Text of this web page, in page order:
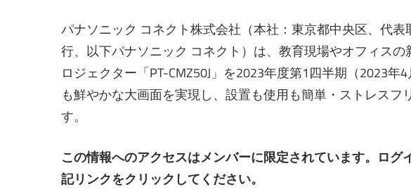
パナソニック コネクト株式会社（本社：東京都中央区、代表
行、以下パナソニック コネクト）は、教育現場やオフィス
ロジェクター「PT-CMZ50J」を2023年度第1四半期（2023
も鮮やかな大画面を実現し、設置も使用も簡単・ストレス
す。
この情報へのアクセスはメンバーに限定されています。ロ
記リンクをクリックしてください。